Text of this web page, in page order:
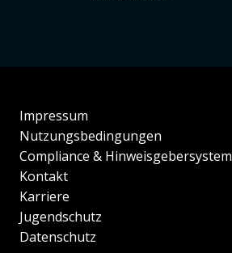
Impressum
Nutzungsbedingungen
Compliance & Hinweisgebersystem
Kontakt
Karriere
Jugendschutz
Datenschutz